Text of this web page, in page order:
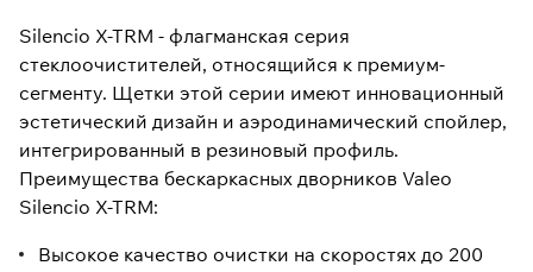
Silencio X-TRM - флагманская серия
стеклоочистителей, относящийся к премиум-
сегменту. Щетки этой серии имеют инновационный
эстетический дизайн и аэродинамический спойлер,
интегрированный в резиновый профиль.
Преимущества бескаркасных дворников Valeo
Silencio X-TRM:
Высокое качество очистки на скоростях до 200